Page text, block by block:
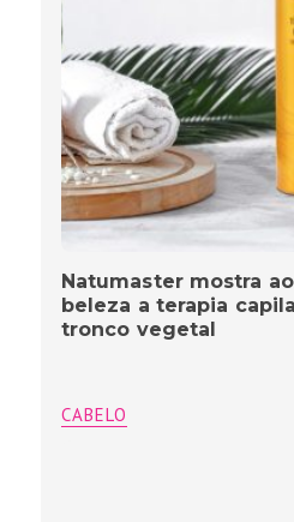
Natumaster mostra
beleza a terapia
tronco vegetal
CABELO